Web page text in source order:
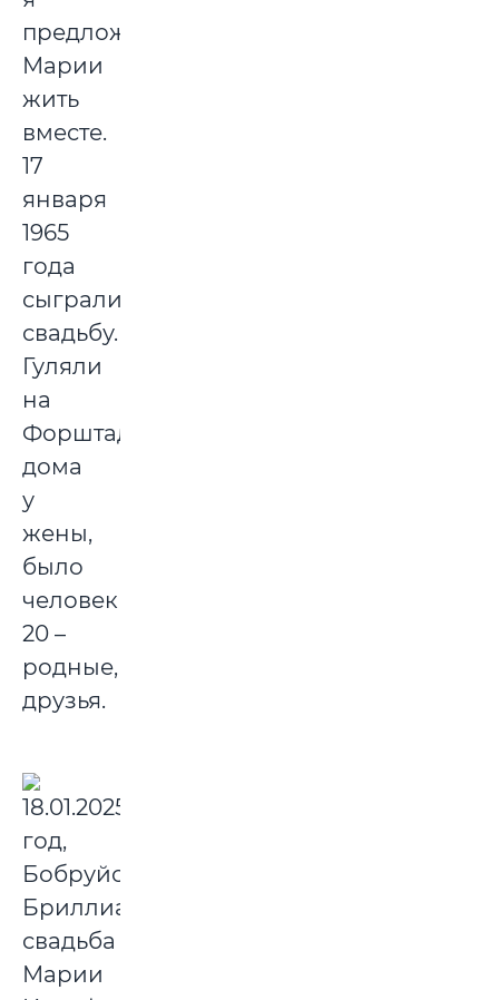
предложил
Марии
жить
вместе.
17
января
1965
года
сыграли
свадьбу.
Гуляли
на
Форштадте
дома
у
жены,
было
человек
20 –
родные,
друзья.